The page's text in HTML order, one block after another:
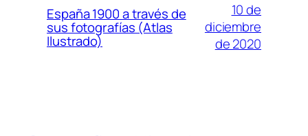
España 1900 a través de
sus fotografías (Atlas
Ilustrado)
10 de
diciembre
de 2020